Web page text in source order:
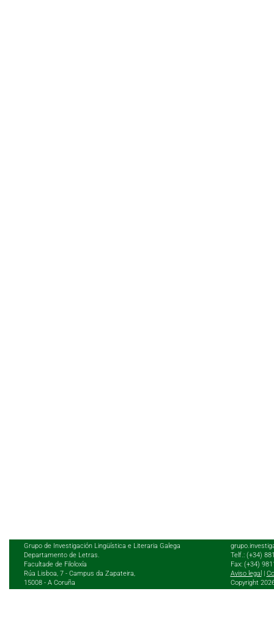
Grupo de Investigación Lingüística e Literaria Galega
Departamento de Letras.
Facultade de Filoloxía
Rúa Lisboa, 7 - Campus da Zapateira,
15008 - A Coruña
Telf.: (+34)
Fax: (+34)
Aviso legal
Copyright